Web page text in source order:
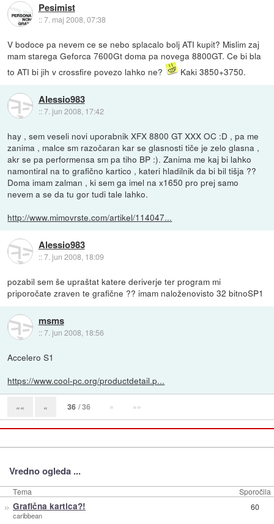
Pesimist
::7. maj 2008, 07:38
V bodoce pa nevem ce se nebo splacalo bolj ATI kupit? Mislim zaj
mam starega Geforca 7600Gt doma pa novega 8800GT. Ce bi bla
to ATI bi jih v crossfire povezo lahko ne?
Kaki 3850+3750.
Alessio983
::7. jun 2008, 17:42
hay , sem veseli novi uporabnik XFX 8800 GT XXX OC :D , pa me
zanima , malce sm razočaran kar se glasnosti tiče je zelo glasna ,
akr se pa performensa sm pa tiho BP :). Zanima me kaj bi lahko
namontiral na to grafično kartico , kateri hladilnik da bi bil tišja ??
Doma imam zalman , ki sem ga imel na x1650 pro prej samo
nevem a se da tu gor tudi tale lahko.
http://www.mimovrste.com/artikel/114047...
Alessio983
::7. jun 2008, 18:09
pozabil sem še upraštat katere deriverje ter program mi
priporočate zraven te grafične ?? imam naloženovisto 32 bitnoSP1
msms
::7. jun 2008, 18:56
Accelero S1
https://www.cool-pc.org/productdetail.p...
«« « 36 / 36 » »»
Vredno ogleda ...
Tema Sporočila
» Grafična kartica?!
caribbean
60